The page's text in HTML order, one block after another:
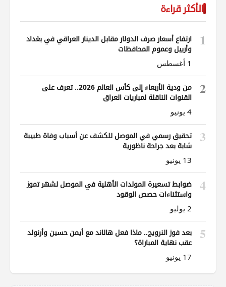
الأكثر قراءة
1
ارتفاع أسعار صرف الدولار مقابل الدينار العراقي في بغداد
وأربيل وعموم المحافظات
1 أغسطس
2
من ودية الأربعاء إلى كأس العالم 2026.. تعرف على
القنوات الناقلة لمباريات العراق
4 يونيو
3
تحقيق رسمي في الموصل للكشف عن أسباب وفاة طبيبة
شابة بعد جراحة ناظورية
13 يونيو
4
ضوابط تسعيرة المولدات الأهلية في الموصل لشهر تموز
واستثناءات حصص الوقود
2 يوليو
5
بعد فوز النرويج.. ماذا فعل هالاند مع أيمن حسين وأرنولد
عقب نهاية المباراة؟
17 يونيو